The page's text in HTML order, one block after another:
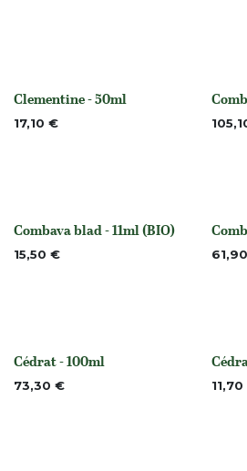
None
Clementine - 50ml
17,10 €
None
Combava blad - 11ml (BIO)
15,50 € 61,90
None
Cédrat - 100ml
73,30 € 11,70